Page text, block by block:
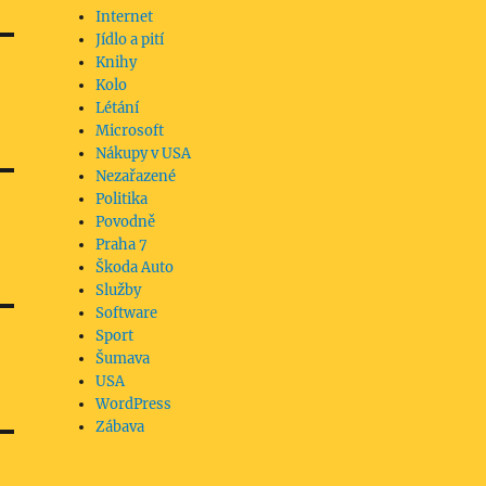
Internet
Jídlo a pití
Knihy
Kolo
Létání
Microsoft
Nákupy v USA
Nezařazené
Politika
Povodně
Praha 7
Škoda Auto
Služby
Software
Sport
Šumava
USA
WordPress
Zábava